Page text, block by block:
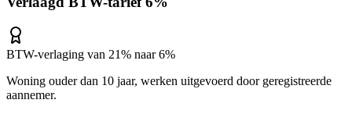
BTW-verlaging van 21% naar 6%
Woning ouder dan 10 jaar, werken uitgevoerd door geregistreerde
aannemer.